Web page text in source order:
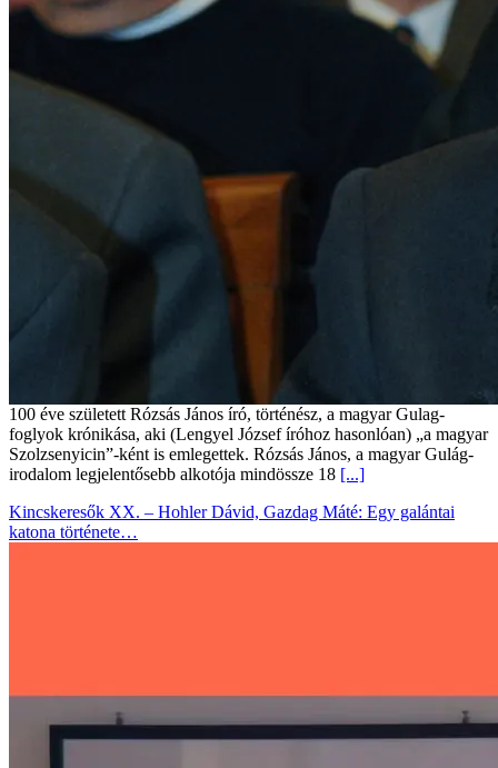
100 éve született Rózsás János író, történész, a magyar Gulag-
foglyok krónikása, aki (Lengyel József íróhoz hasonlóan) „a magyar
Szolzsenyicin”-ként is emlegettek. Rózsás János, a magyar Gulág-
irodalom legjelentősebb alkotója mindössze 18 [...]
Kincskeresők XX. – Hohler Dávid, Gazdag Máté: Egy galántai
katona története…